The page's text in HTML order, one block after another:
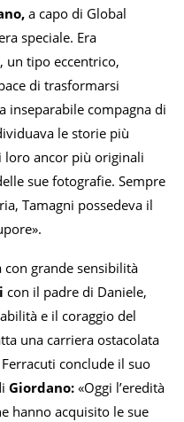
a capo di Global
speciale. Era
un tipo eccentrico,
di trasformarsi
inseparabile compagna di
le storie più
loro ancor più originali
sue fotografie. Sempre
Tamagni possedeva il
grande sensibilità
con il padre di Daniele,
e il coraggio del
una carriera ostacolata
conclude il suo
Giordano: «Oggi l’eredità
hanno acquisito le sue